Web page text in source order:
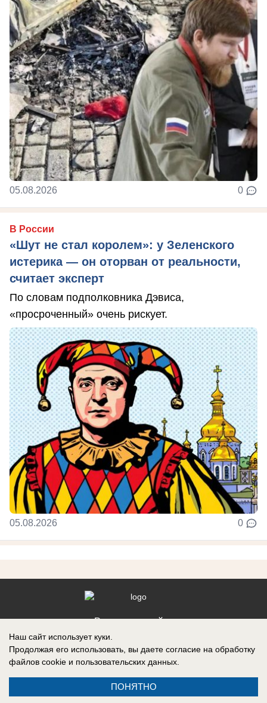
05.08.2026 0
В России
«Шут не стал королем»: у Зеленского
истерика — он оторван от реальности,
считает эксперт
По словам подполковника Дэвиса,
«просроченный» очень рискует.
05.08.2026 0
Реклама на сайте
Наш сайт использует куки.
Продолжая его использовать, вы даете согласие на обработку
файлов cookie и пользовательских данных.
ПОНЯТНО